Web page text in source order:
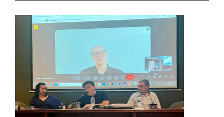
imagen